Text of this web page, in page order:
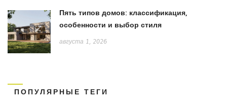
Пять типов домов: классификация,
особенности и выбор стиля
августа 1, 2026
ПОПУЛЯРНЫЕ ТЕГИ